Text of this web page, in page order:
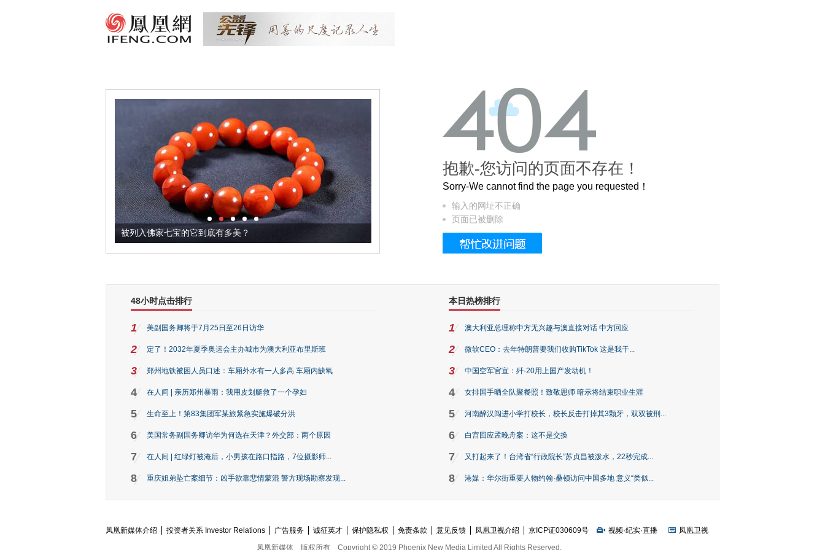
被列入佛家七宝的它到底有多美？ 这个3.2米的长卷，还原了600岁的紫禁城
抱歉-您访问的页面不存在！
Sorry-We cannot find the page you requested！
输入的网址不正确
页面已被删除
48小时点击排行
1 美副国务卿将于7月25日至26日访华
2 定了！2032年夏季奥运会主办城市为澳大利亚布里斯班
3 郑州地铁被困人员口述：车厢外水有一人多高 车厢内缺氧
4 在人间 | 亲历郑州暴雨：我用皮划艇救了一个孕妇
5 生命至上！第83集团军某旅紧急实施爆破分洪
6 美国常务副国务卿访华为何选在天津？外交部：两个原因
7 在人间 | 红绿灯被淹后，小男孩在路口指路，7位摄影师...
8 重庆姐弟坠亡案细节：凶手欲靠悲情蒙混 警方现场勘察发现...
本日热榜排行
1 澳大利亚总理称中方无兴趣与澳直接对话 中方回应
2 微软CEO：去年特朗普要我们收购TikTok 这是我干...
3 中国空军官宣：歼-20用上国产发动机！
4 女排国手晒全队聚餐照！致敬恩师 暗示将结束职业生涯
5 河南醉汉闯进小学打校长，校长反击打掉其3颗牙，双双被刑...
6 白宫回应孟晚舟案：这不是交换
7 又打起来了！台湾省“行政院长”苏贞昌被泼水，22秒完成...
8 港媒：华尔街重要人物约翰·桑顿访问中国多地 意义“类似...
凤凰新媒体介绍 投资者关系 Investor Relations 广告服务 诚征英才 保护隐私权 免责条款 意见反馈 凤凰卫视介绍 京ICP证030609号 视频·纪实·直播
凤凰卫视
凤凰新媒体
版权所有 Copyright © 2019 Phoenix New Media Limited All Rights Reserved.